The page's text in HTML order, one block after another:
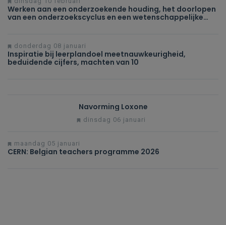
Werken aan een onderzoekende houding, het doorlopen
van een onderzoekscyclus en een wetenschappelijke
donderdag 08 januari
Inspiratie bij leerplandoel meetnauwkeurigheid,
beduidende cijfers, machten van 10
dinsdag 06 januari
Navorming Loxone
maandag 05 januari
CERN: Belgian teachers programme 2026